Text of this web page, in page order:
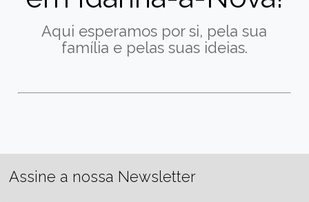
Aqui esperamos por si, pela sua
família e pelas suas ideias.
Assine a nossa Newsletter